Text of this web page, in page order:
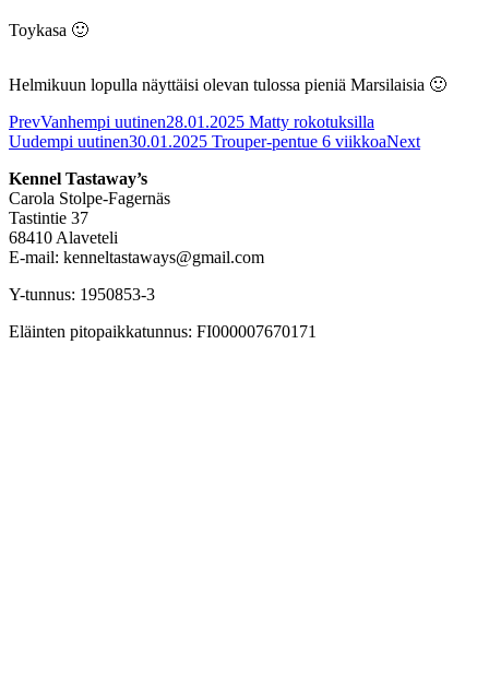
Toykasa 🙂
Helmikuun lopulla näyttäisi olevan tulossa pieniä Marsilaisia 🙂
PrevVanhempi uutinen28.01.2025 Matty rokotuksilla
Uudempi uutinen30.01.2025 Trouper-pentue 6 viikkoaNext
Kennel Tastaway’s
Carola Stolpe-Fagernäs
Tastintie 37
68410 Alaveteli
E-mail: kenneltastaways@gmail.com
Y-tunnus: 1950853-3
Eläinten pitopaikkatunnus: FI000007670171